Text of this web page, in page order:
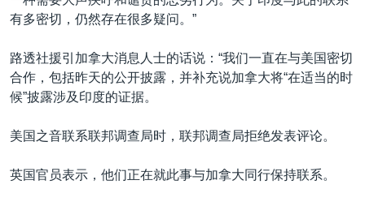
有多密切，仍然存在很多疑问。”
路透社援引加拿大消息人士的话说：“我们一直在与美国密切
合作，包括昨天的公开披露，并补充说加拿大将“在适当的时
候”披露涉及印度的证据。
美国之音联系联邦调查局时，联邦调查局拒绝发表评论。
英国官员表示，他们正在就此事与加拿大同行保持联系。